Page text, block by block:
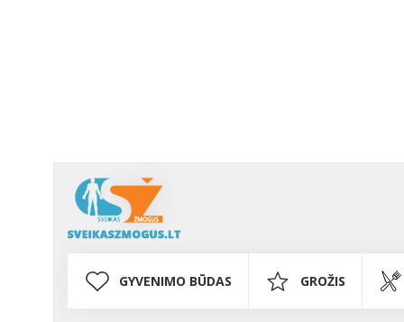
GYVENIMO BŪDAS GROŽIS